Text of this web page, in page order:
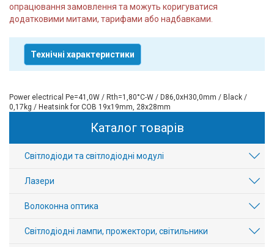
опрацювання замовлення та можуть коригуватися
додатковими митами, тарифами або надбавками.
Технічні характеристики
Power electrical Pe=41,0W / Rth=1,80°C-W / D86,0xH30,0mm / Black /
0,17kg / Heatsink for COB 19x19mm, 28x28mm
Каталог товарів
Світлодіоди та світлодіодні модулі
Лазери
Волоконна оптика
Світлодіодні лампи, прожектори, світильники